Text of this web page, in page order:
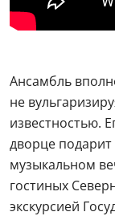
Ансамбль
не
известностью.
дворце
музыкальном
гостиных
экскурсией